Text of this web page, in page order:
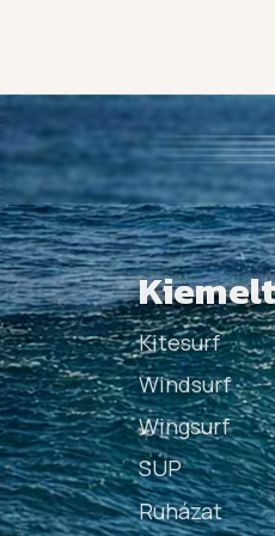
Kitesurf
Windsurf
Wingsurf
SUP
Ruházat